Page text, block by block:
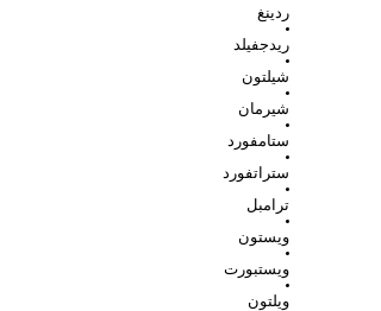
ردينغ
ريدجفيلد
شيلتون
شيرمان
ستامفورد
ستراتفورد
ترامبل
ويستون
ويستبورت
ويلتون